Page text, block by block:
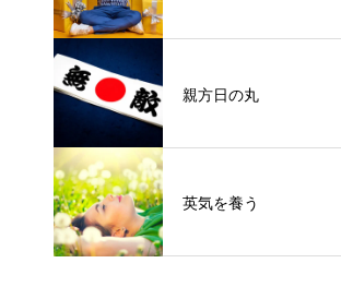
親方日の丸
英気を養う